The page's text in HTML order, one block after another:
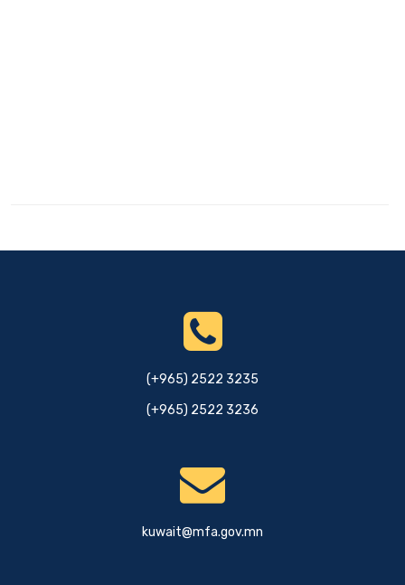
(+965) 2522 3235
(+965) 2522 3236
kuwait@mfa.gov.mn